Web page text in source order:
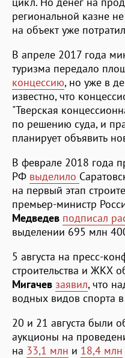
региональной казне
на объект уже
В апреле 2017 года
туризма передало
концессию, но уже в
известно, что
"Тверская
по решению суда, и
планирует объявить
В феврале 2018 года
РФ выделило
на первый этап
премьер-министр
Медведев подписал
выделении 695 млн
5 августа на пресс-
строительства и ЖКХ
Мигачев заявил, что
водных видов спорта
20 и 21 августа были
аукционы на
на 33,1 млн и 18,4 млн